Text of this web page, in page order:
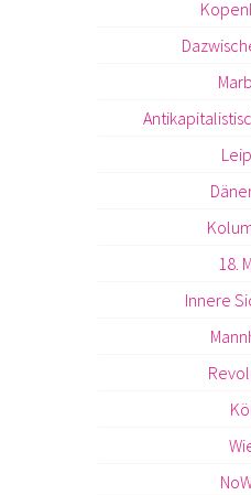
18.
Innere